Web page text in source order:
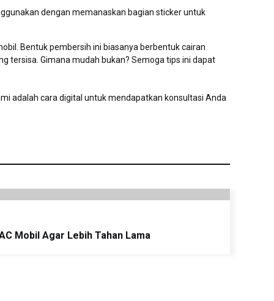
dengan memanaskan bagian sticker untuk
Bentuk pembersih ini biasanya berbentuk cairan
tersisa. Gimana mudah bukan? Semoga tips ini dapat
adalah cara digital untuk mendapatkan konsultasi Anda
Mobil Agar Lebih Tahan Lama